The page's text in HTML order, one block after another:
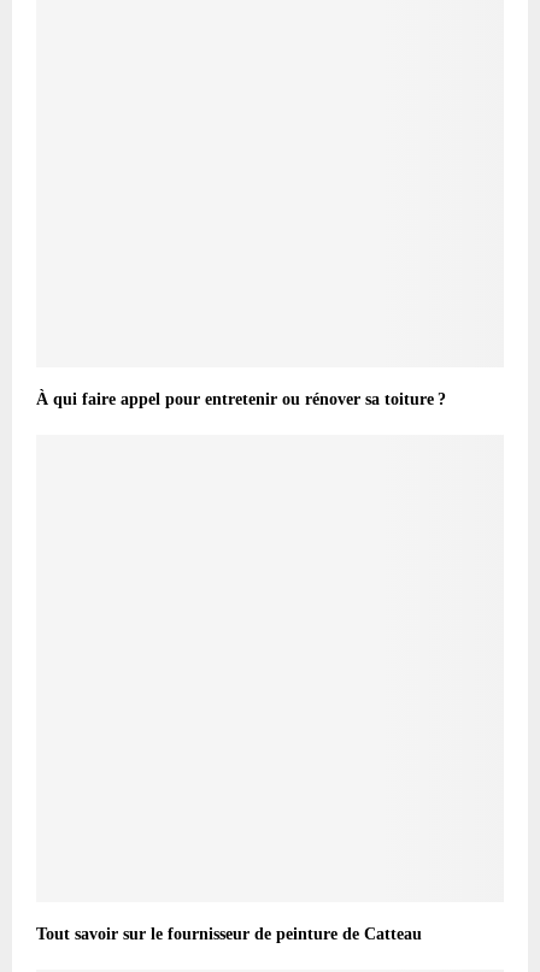
À qui faire appel pour entretenir ou rénover sa toiture ?
Tout savoir sur le fournisseur de peinture de Catteau